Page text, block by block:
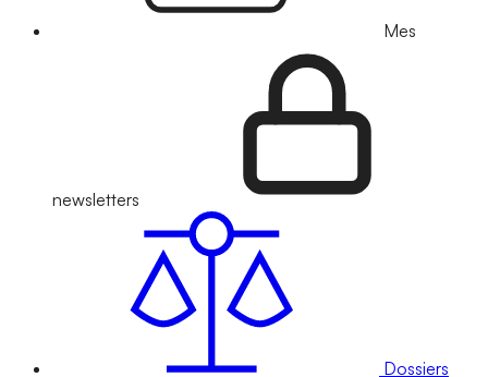
Mes
newsletters
Dossiers